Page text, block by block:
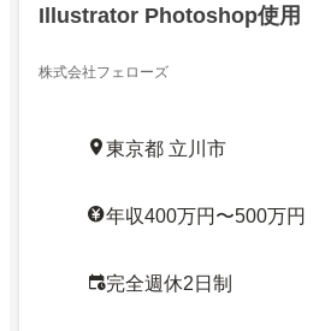
Illustrator Photoshop使用
株式会社フェローズ
東京都 立川市
年収400万円〜500万円
完全週休2日制